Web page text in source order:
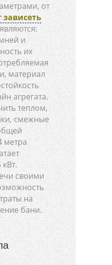
от
зависеть
и
их
материал
агрегата.
теплом,
смежные
метра
своими
на
бани.